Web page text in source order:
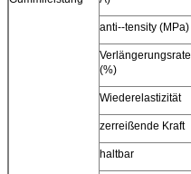
anti--tensity (MPa)
Verlängerungsrate
(%)
Wiederelastizität
zerreißende Kraft
haltbar